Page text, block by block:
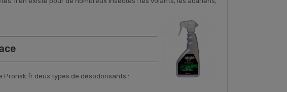
deux types de désodorisants :